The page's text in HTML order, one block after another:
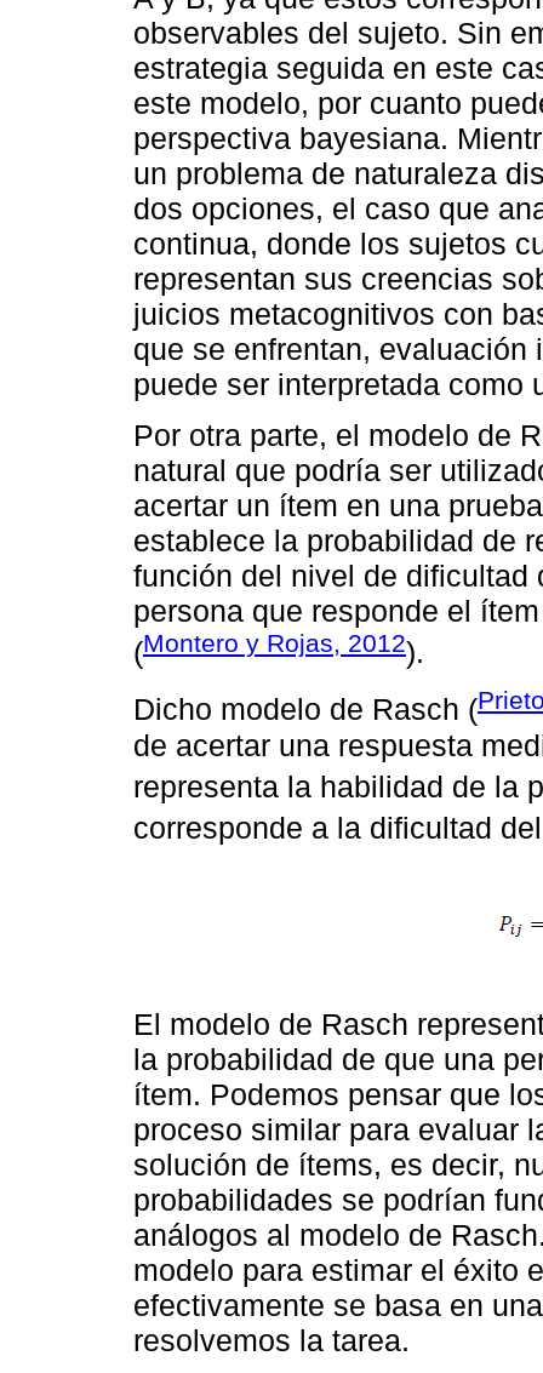
observables del sujeto. Sin
estrategia seguida en este
este modelo, por cuanto
perspectiva bayesiana.
un problema de naturaleza
dos opciones, el caso que
continua, donde los sujetos
representan sus creencias
juicios metacognitivos con
que se enfrentan,
puede ser interpretada como
Por otra parte, el modelo de
natural que podría ser
acertar un ítem en una
establece la probabilidad de
función del nivel de
persona que responde el
(Montero y Rojas, 2012).
Dicho modelo de Rasch (
de acertar una respuesta
representa la habilidad de la
corresponde a la dificultad
El modelo de Rasch
la probabilidad de que una
ítem. Podemos pensar que
proceso similar para evaluar
solución de ítems, es decir,
probabilidades se podrían
análogos al modelo de
modelo para estimar el éxito
efectivamente se basa en
resolvemos la tarea.